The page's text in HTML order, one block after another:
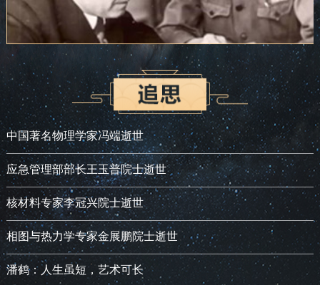
中国著名物理学家冯端逝世
应急管理部部长王玉普院士逝世
核材料专家李冠兴院士逝世
相图与热力学专家金展鹏院士逝世
潘鹤：人生虽短，艺术可长